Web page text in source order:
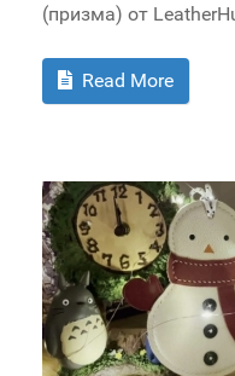
(призма) от
Read More